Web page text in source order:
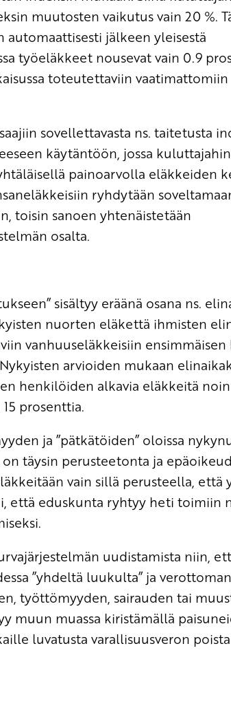
muutosten vaikutus vain 20 %.
automaattisesti jälkeen yleisestä
työeläkkeet nousevat vain 0.9
toteutettaviin vaatimattomiin
sovellettavasta ns. taitetusta
käytäntöön, jossa
painoarvolla eläkkeiden
ryhdytään
toisin sanoen yhtenäistetään
osalta.
sisältyy eräänä osana ns.
nuorten eläkettä ihmisten
vanhuuseläkkeisiin ensimmäisen
arvioiden mukaan
henkilöiden alkavia eläkkeitä
prosenttia.
ja ”pätkätöiden” oloissa
täysin perusteetonta ja
vain sillä perusteella, että
että eduskunta ryhtyy heti toimiin
uudistamista niin,
”yhdeltä luukulta” ja
työttömyyden, sairauden tai
muun muassa kiristämällä
luvatusta varallisuusveron